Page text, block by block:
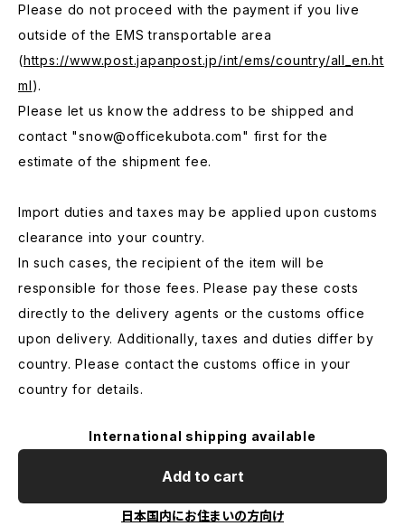
Please do not proceed with the payment if you live
outside of the EMS transportable area
(https://www.post.japanpost.jp/int/ems/country/all_en.ht
ml).
Please let us know the address to be shipped and
contact "snow@officekubota.com" first for the
estimate of the shipment fee.
Import duties and taxes may be applied upon customs
clearance into your country.
In such cases, the recipient of the item will be
responsible for those fees. Please pay these costs
directly to the delivery agents or the customs office
upon delivery. Additionally, taxes and duties differ by
country. Please contact the customs office in your
country for details.
International shipping available
Add to cart
日本国内にお住まいの方向け